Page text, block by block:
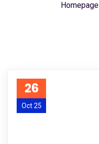
Homepage
26
Oct 25